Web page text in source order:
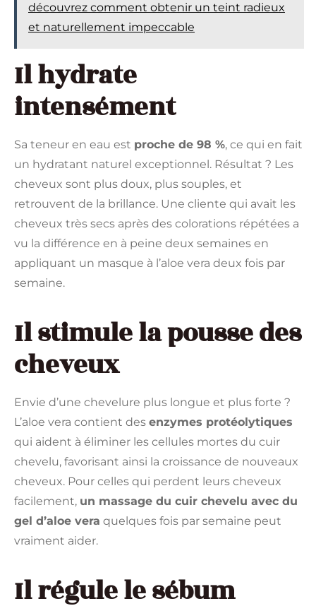
découvrez comment obtenir un teint radieux
et naturellement impeccable
Il hydrate
intensément
Sa teneur en eau est proche de 98 %, ce qui en fait
un hydratant naturel exceptionnel. Résultat ? Les
cheveux sont plus doux, plus souples, et
retrouvent de la brillance. Une cliente qui avait les
cheveux très secs après des colorations répétées a
vu la différence en à peine deux semaines en
appliquant un masque à l’aloe vera deux fois par
semaine.
Il stimule la pousse des
cheveux
Envie d’une chevelure plus longue et plus forte ?
L’aloe vera contient des enzymes protéolytiques
qui aident à éliminer les cellules mortes du cuir
chevelu, favorisant ainsi la croissance de nouveaux
cheveux. Pour celles qui perdent leurs cheveux
facilement, un massage du cuir chevelu avec du
gel d’aloe vera quelques fois par semaine peut
vraiment aider.
Il régule le sébum